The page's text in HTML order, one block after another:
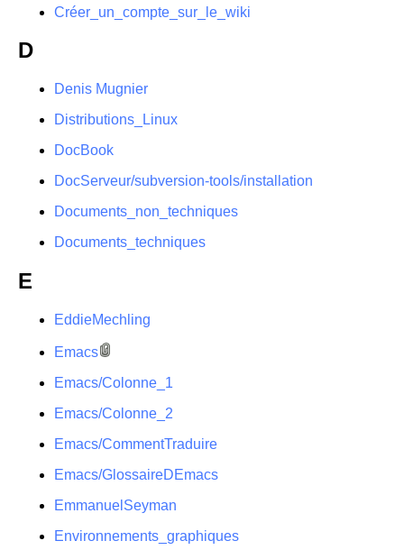
Créer_un_compte_sur_le_wiki
D
Denis Mugnier
Distributions_Linux
DocBook
DocServeur/subversion-tools/installation
Documents_non_techniques
Documents_techniques
E
EddieMechling
Emacs
Emacs/Colonne_1
Emacs/Colonne_2
Emacs/CommentTraduire
Emacs/GlossaireDEmacs
EmmanuelSeyman
Environnements_graphiques